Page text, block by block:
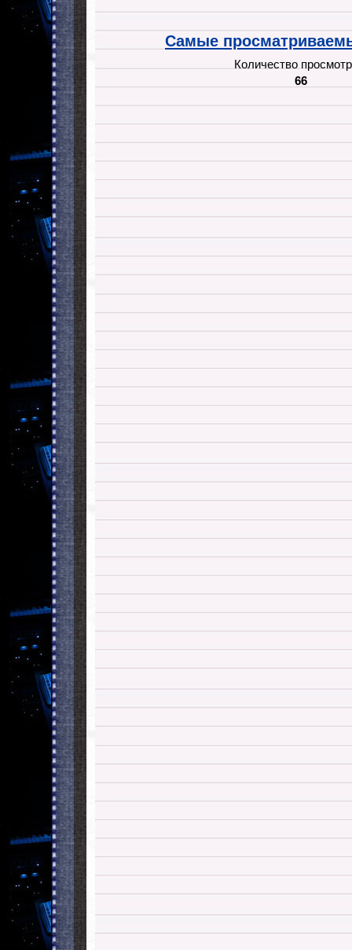
Самые
Количество
66